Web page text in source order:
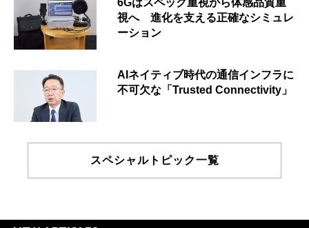
6Gはスペック重視から体感品質重
視へ 進化を支える正確なシミュレ
ーション
AIネイティブ時代の通信インフラに
不可欠な「Trusted Connectivity」
スペシャルトピック一覧